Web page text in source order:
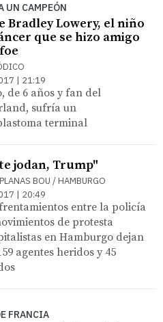
UN CAMPEÓN
Bradley Lowery, el niño
que se hizo amigo
| 21:19
de 6 años y fan del
sufría un
terminal
jodan, Trump"
BOU / HAMBURGO
| 20:49
entre la policía
de protesta
en Hamburgo dejan
agentes heridos y 45
FRANCIA